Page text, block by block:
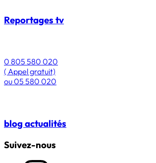
Reportages tv
0 805 580 020
( Appel gratuit)
ou05 580 020
blog actualités
Suivez-nous